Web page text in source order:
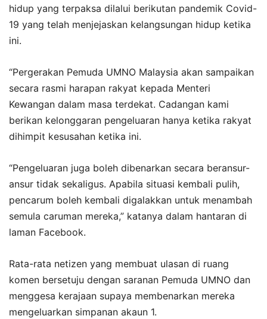
hidup yang terpaksa dilalui berikutan pandemik Covid-
19 yang telah menjejaskan kelangsungan hidup ketika
ini.
“Pergerakan Pemuda UMNO Malaysia akan sampaikan
secara rasmi harapan rakyat kepada Menteri
Kewangan dalam masa terdekat. Cadangan kami
berikan kelonggaran pengeluaran hanya ketika rakyat
dihimpit kesusahan ketika ini.
“Pengeluaran juga boleh dibenarkan secara beransur-
ansur tidak sekaligus. Apabila situasi kembali pulih,
pencarum boleh kembali digalakkan untuk menambah
semula caruman mereka,” katanya dalam hantaran di
laman Facebook.
Rata-rata netizen yang membuat ulasan di ruang
komen bersetuju dengan saranan Pemuda UMNO dan
menggesa kerajaan supaya membenarkan mereka
mengeluarkan simpanan akaun 1.